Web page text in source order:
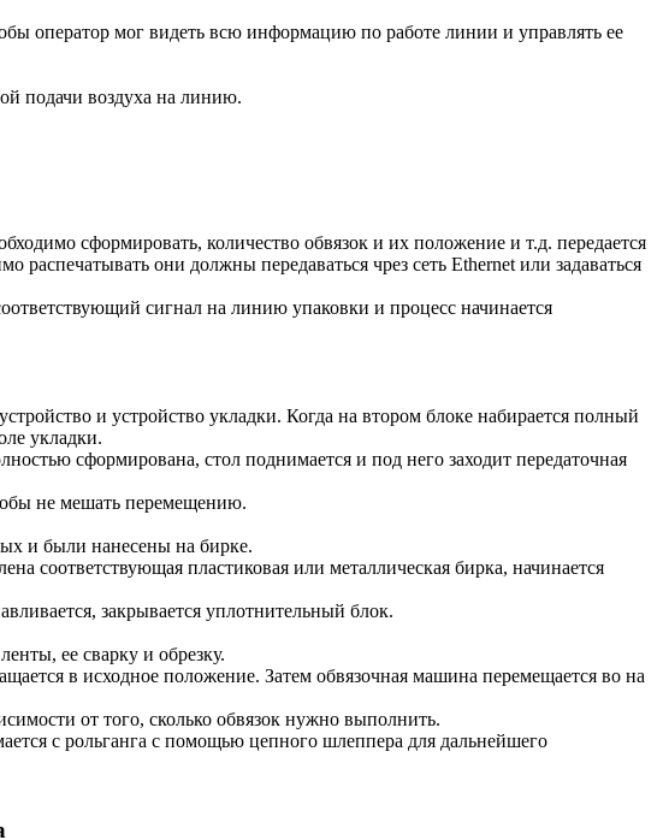
оператор мог видеть всю информацию по работе линии и управлять ее
подачи воздуха на линию.
сформировать, количество обвязок и их положение и т.д. передается
они должны передаваться чрез сеть Ethernet или задаваться
сигнал на линию упаковки и процесс начинается
и устройство укладки. Когда на втором блоке набирается полный
укладки.
сформирована, стол поднимается и под него заходит передаточная
не мешать перемещению.
и были нанесены на бирке.
соответствующая пластиковая или металлическая бирка, начинается
закрывается уплотнительный блок.
ее сварку и обрезку.
в исходное положение. Затем обвязочная машина перемещается во на
от того, сколько обвязок нужно выполнить.
с рольганга с помощью цепного шлеппера для дальнейшего